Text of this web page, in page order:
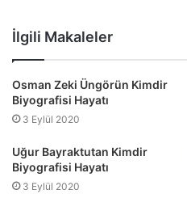
İlgili Makaleler
Osman Zeki Üngörün Kimdir
Biyografisi Hayatı
3 Eylül 2020
Uğur Bayraktutan Kimdir
Biyografisi Hayatı
3 Eylül 2020